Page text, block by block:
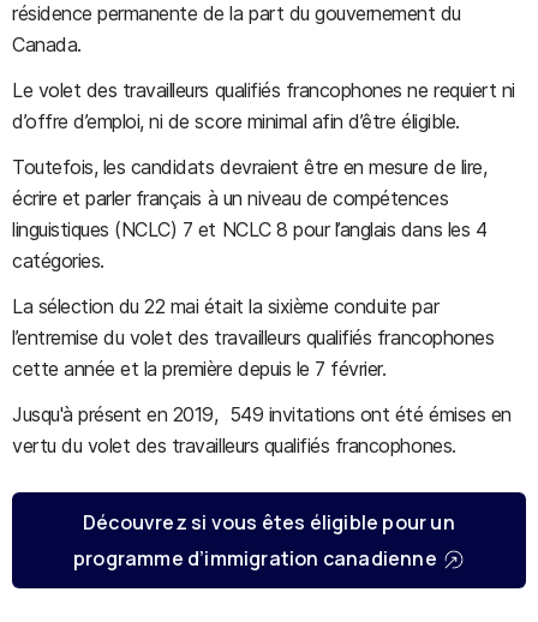
résidence permanente de la part du gouvernement du
Canada.
Le volet des travailleurs qualifiés francophones ne requiert ni
d’offre d’emploi, ni de score minimal afin d’être éligible.
Toutefois, les candidats devraient être en mesure de lire,
écrire et parler français à un niveau de compétences
linguistiques (NCLC) 7 et NCLC 8 pour l’anglais dans les 4
catégories.
La sélection du 22 mai était la sixième conduite par
l’entremise du volet des travailleurs qualifiés francophones
cette année et la première depuis le 7 février.
Jusqu'à présent en 2019, 549 invitations ont été émises en
vertu du volet des travailleurs qualifiés francophones.
Découvrez si vous êtes éligible pour un
programme d’immigration canadienne